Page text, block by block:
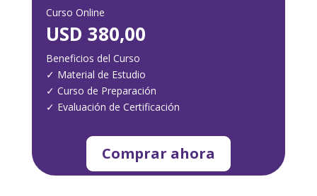
Curso Online
USD 380,00
Beneficios del Curso
✓ Material de Estudio
✓ Curso de Preparación
✓ Evaluación de Certificación
Comprar ahora